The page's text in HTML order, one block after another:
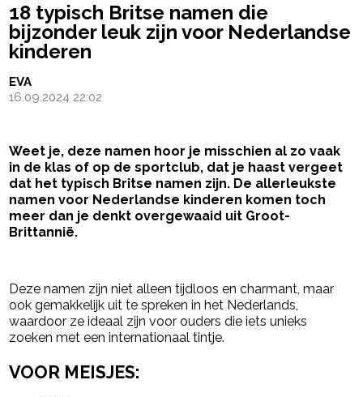
18 typisch Britse namen die
bijzonder leuk zijn voor Nederlandse
kinderen
EVA
16.09.2024 22:02
Weet je, deze namen hoor je misschien al zo vaak
in de klas of op de sportclub, dat je haast vergeet
dat het typisch Britse namen zijn. De allerleukste
namen voor Nederlandse kinderen komen toch
meer dan je denkt overgewaaid uit Groot-
Brittannië.
Deze namen zijn niet alleen tijdloos en charmant, maar
ook gemakkelijk uit te spreken in het Nederlands,
waardoor ze ideaal zijn voor ouders die iets unieks
zoeken met een internationaal tintje.
VOOR MEISJES: